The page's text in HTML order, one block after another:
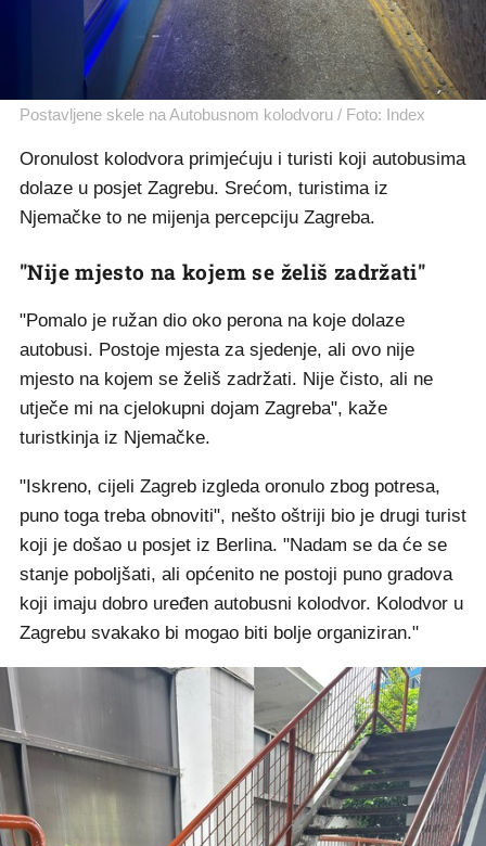
Postavljene skele na Autobusnom kolodvoru / Foto: Index
Oronulost kolodvora primjećuju i turisti koji autobusima
dolaze u posjet Zagrebu. Srećom, turistima iz
Njemačke to ne mijenja percepciju Zagreba.
"Nije mjesto na kojem se želiš zadržati"
"Pomalo je ružan dio oko perona na koje dolaze
autobusi. Postoje mjesta za sjedenje, ali ovo nije
mjesto na kojem se želiš zadržati. Nije čisto, ali ne
utječe mi na cjelokupni dojam Zagreba", kaže
turistkinja iz Njemačke.
"Iskreno, cijeli Zagreb izgleda oronulo zbog potresa,
puno toga treba obnoviti", nešto oštriji bio je drugi turist
koji je došao u posjet iz Berlina. "Nadam se da će se
stanje poboljšati, ali općenito ne postoji puno gradova
koji imaju dobro uređen autobusni kolodvor. Kolodvor u
Zagrebu svakako bi mogao biti bolje organiziran."